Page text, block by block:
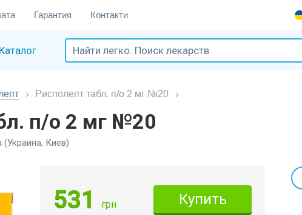
Гарантия Контакти
Каталог
Рисполепт табл. п/о 2 мг №20
п/о 2 мг №20
Киев)
531 грн Купить